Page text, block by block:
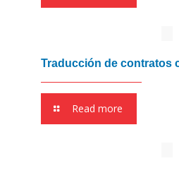
Traducción de contratos
Read more